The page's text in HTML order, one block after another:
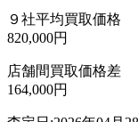
９社平均買取価格
820,000円
店舗間買取価格差
164,000円